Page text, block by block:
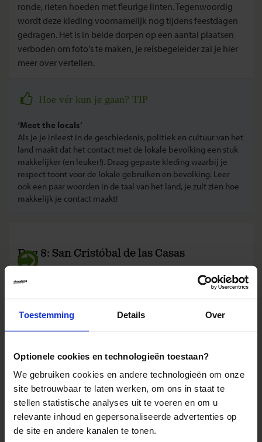
Toestemming Details Over
Optionele cookies en technologieën toestaan?
We gebruiken cookies en andere technologieën om onze
site betrouwbaar te laten werken, om ons in staat te
stellen statistische analyses uit te voeren en om u
relevante inhoud en gepersonaliseerde advertenties op
de site en andere kanalen te tonen.
ronde, rieten hoeden met fleurige linten. Tegenwoordig
wordt deze kleding voornamelijk nog tijdens feestdagen
gedragen. Het is in beide dorpen op een aantal plaatsen
verboden om foto's te maken, je reisbegeleider zal je hier
meer over vertellen.
Hoe vér kun je gaan? TIP
‘Meet the locals’
Als je je inleest in de geschiedenis, politiek en cultuur van het
land maakt dat het contact met de lokale bevolking een stuk
makkelijker (en leuker!). Draag gepaste kleding waarbij je
respect toont voor de lokale gebruiken en bevolking. Leer
ook een paar woorden in de taal van het land, je zult zien hoe
makkelijk je contact maakt!
Dag 8: San Cristóbal de las Casas
Cañon del
watervallen en steile rotswanden die soms tot een
kilometer oprijzen uit het water. Je vindt hier vele vogels
Vaak zie je krokodillen die liggen te bakken in de zon.
Slingeraapjes bevolken de bomen die op de rotswanden
groeien.
Hoe vér kun je gaan? TIP